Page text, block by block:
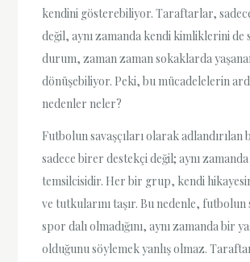
kendini gösterebiliyor. Taraftarlar,
değil, aynı zamanda kendi kimliklerini de
durum, zaman zaman sokaklarda
dönüşebiliyor. Peki, bu mücadelelerin
nedenler neler?
Futbolun savaşçıları olarak
sadece birer destekçi değil; aynı
temsilcisidir. Her bir grup, kendi
ve tutkularını taşır. Bu nedenle, futbolun
spor dalı olmadığını, aynı zamanda bir
olduğunu söylemek yanlış olmaz.